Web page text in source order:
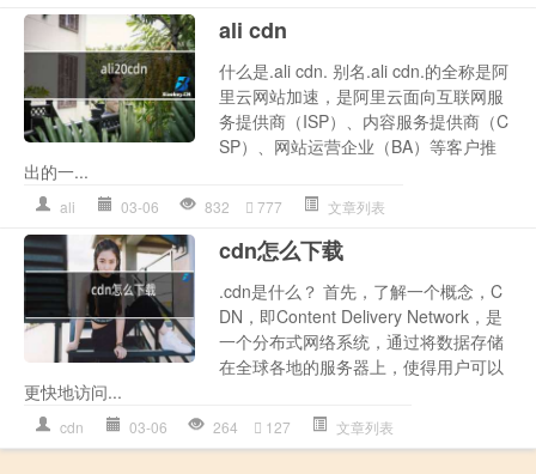
ali cdn
什么是.ali cdn. 别名.ali cdn.的全称是阿
里云网站加速，是阿里云面向互联网服
务提供商（ISP）、内容服务提供商（C
SP）、网站运营企业（BA）等客户推
出的一...
ali 03-06 832 777 文章列表
cdn怎么下载
.cdn是什么？ 首先，了解一个概念，C
DN，即Content Delivery Network，是
一个分布式网络系统，通过将数据存储
在全球各地的服务器上，使得用户可以
更快地访问...
cdn 03-06 264 127 文章列表